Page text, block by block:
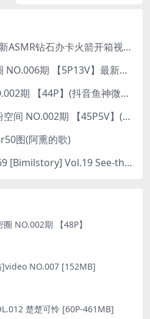
斗鱼主播婉儿别闹最新ASMR钻石办卡火箭开箱视频+音频合集-47个资源打包下载 [39V-10.1GB]
抖音 爆龙战神 微密圈 NO.006期 【5P13V】最新至：2023.6.7(暴龙神和战龙皇)
抖音 鱼神 微密圈 NO.002期 【44P】(抖音鱼神微密猫)
抖音 超蓝布罗莉 铁粉空间 NO.002期 【45P5V】(抖音超蓝布罗利是真的吗)
图(阿熏的歌)
[Bomi (보미) ] NO.069 [Bimilstory] Vol.19 See-through lingerie
抖音 小蕉 微密圈 NO.002期 【48P】
]video NO.007 [152MB]
楚楚可怜 [60P-461MB]